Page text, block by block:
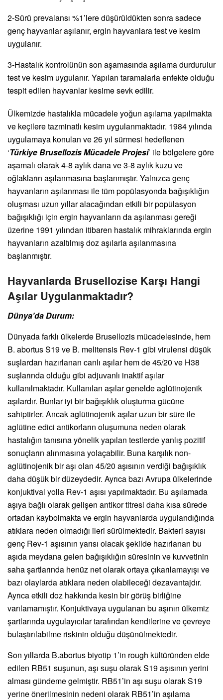
2-Sürü prevalansı %1’lere düşürüldükten sonra sadece
genç hayvanlar aşılanır, ergin hayvanlara test ve kesim
uygulanır.
3-Hastalık kontrolünün son aşamasında aşılama durdurulur
test ve kesim uygulanır. Yapılan taramalarla enfekte olduğu
tespit edilen hayvanlar kesime sevk edilir.
Ülkemizde hastalıkla mücadele yoğun aşılama yapılmakta
ve keçilere tazminatlı kesim uygulanmaktadır. 1984 yılında
uygulamaya konulan ve 26 yıl sürmesi hedeflenen
‘Türkiye Brusellozis Mücadele Projesi’ ile bölgelere göre
aşamalı olarak 4-8 aylık dana ve 3-8 aylık kuzu ve
oğlakların aşılanmasına başlanmıştır. Yalnızca genç
hayvanların aşılanması ile tüm popülasyonda bağışıklığın
oluşması uzun yıllar alacağından etkili bir popülasyon
bağışıklığı için ergin hayvanların da aşılanması gereği
üzerine 1991 yılından itibaren hastalık mihraklarında ergin
hayvanların azaltılmış doz aşılarla aşılanmasına
başlanmıştır.
Hayvanlarda Brusellozise Karşı Hangi
Aşılar Uygulanmaktadır?
Dünya’da Durum:
Dünyada farklı ülkelerde Brusellozis mücadelesinde, hem
B. abortus S19 ve B. melitensis Rev-1 gibi virulensi düşük
suşlardan hazırlanan canlı aşılar hem de 45/20 ve H38
suşlarında olduğu gibi adjuvanlı inaktif aşılar
kullanılmaktadır. Kullanılan aşılar genelde aglütinojenik
aşılardır. Bunlar iyi bir bağışıklık oluşturma gücüne
sahiptirler. Ancak aglütinojenik aşılar uzun bir süre ile
aglütine edici antikorların oluşumuna neden olarak
hastalığın tanısına yönelik yapılan testlerde yanlış pozitif
sonuçların alınmasına yolaçabilir. Buna karşılık non-
aglütinojenik bir aşı olan 45/20 aşısının verdiği bağışıklık
daha düşük bir düzeydedir. Ayrıca bazı Avrupa ülkelerinde
konjuktival yolla Rev-1 aşısı yapılmaktadır. Bu aşılamada
aşıya bağlı olarak gelişen antikor titresi daha kısa sürede
ortadan kaybolmakta ve ergin hayvanlarda uygulandığında
atıklara neden olmadığı ileri sürülmektedir. Bakteri sayısı
genç Rev-1 aşısının yarısı olacak şekilde hazırlanan bu
aşıda meydana gelen bağışıklığın süresinin ve kuvvetinin
saha şartlarında henüz net olarak ortaya çıkarılamayışı ve
bazı olaylarda atıklara neden olabileceği dezavantajdır.
Ayrıca etkili doz hakkında kesin bir görüş birliğine
varılamamıştır. Konjuktivaya uygulanan bu aşının ülkemiz
şartlarında uygulayıcılar tarafından kendilerine ve çevreye
bulaştırılabilme riskinin olduğu düşünülmektedir.
Son yıllarda B.abortus biyotip 1’in rough kültüründen elde
edilen RB51 suşunun, aşı suşu olarak S19 aşısının yerini
alması gündeme gelmiştir. RB51’in aşı suşu olarak S19
yerine önerilmesinin nedeni olarak RB51’in aşılama